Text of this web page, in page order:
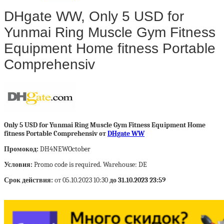
DHgate WW, Only 5 USD for
Yunmai Ring Muscle Gym Fitness
Equipment Home fitness Portable
Comprehensiv
Only 5 USD for Yunmai Ring Muscle Gym Fitness Equipment Home
fitness Portable Comprehensiv отDHgate WW
Промокод: DH4NEWOctober
Условия: Promo code is required. Warehouse: DE
Срок действия: от 05.10.2023 10:30до 31.10.2023 23:59